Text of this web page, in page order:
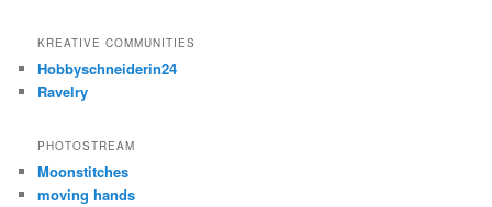
KREATIVE COMMUNITIES
Hobbyschneiderin24
Ravelry
PHOTOSTREAM
Moonstitches
moving hands